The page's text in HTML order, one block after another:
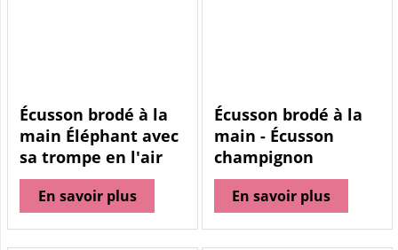
Écusson brodé à la
main Éléphant avec
sa trompe en l'air
En savoir plus
Écusson brodé à la
main - Écusson
champignon
En savoir plus